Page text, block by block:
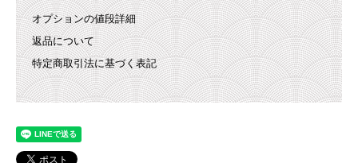
オプションの値段詳細
返品について
特定商取引法に基づく表記